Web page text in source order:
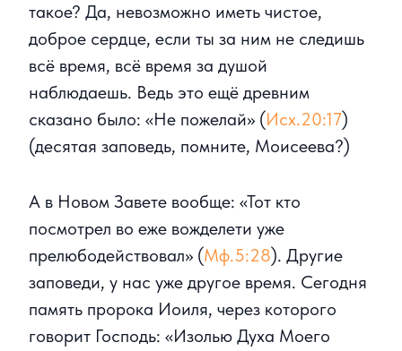
такое? Да, невозможно иметь чистое,
доброе сердце, если ты за ним не следишь
всё время, всё время за душой
наблюдаешь. Ведь это ещё древним
сказано было: «Не пожелай» (Исх.20:17)
(десятая заповедь, помните, Моисеева?)
А в Новом Завете вообще: «Тот кто
посмотрел во еже вожделети уже
прелюбодействовал» (Мф.5:28). Другие
заповеди, у нас уже другое время. Сегодня
память пророка Иоиля, через которого
говорит Господь: «Изолью Духа Моего